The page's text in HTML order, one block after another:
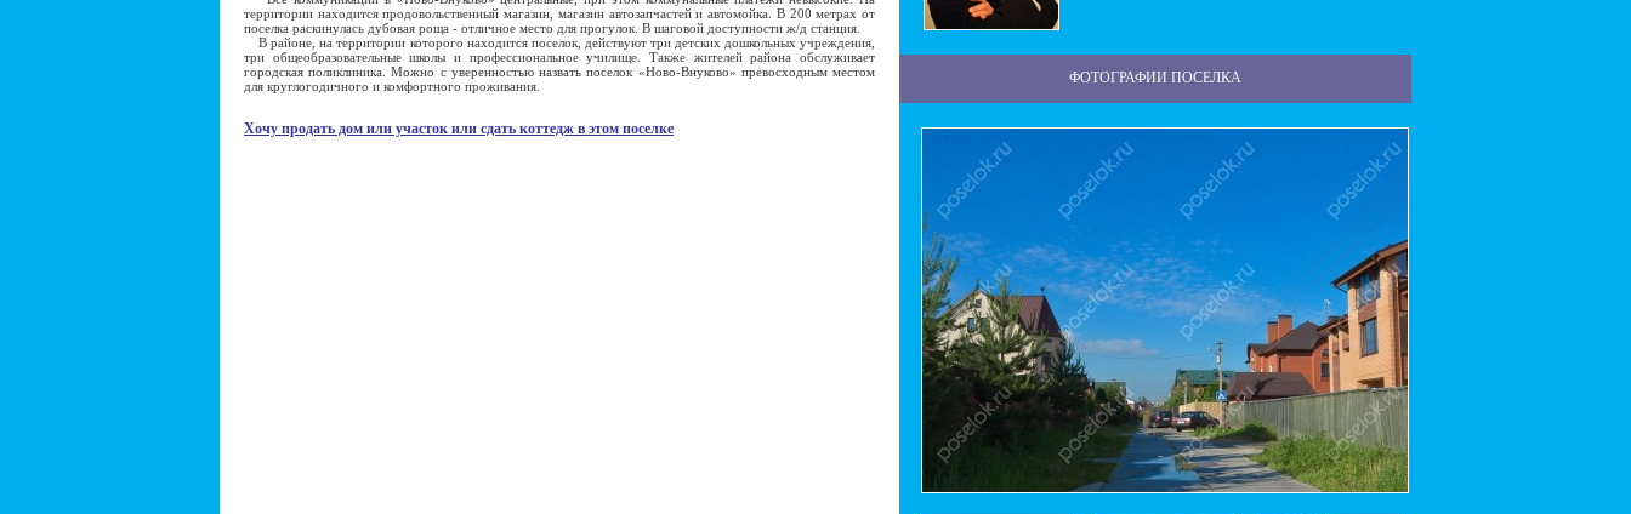
территории находится продовольственный магазин, магазин автозапчастей и автомойка. В 200 метрах от
поселка раскинулась дубовая роща - отличное место для прогулок. В шаговой доступности ж/д станция.
В районе, на территории которого находится поселок, действуют три детских дошкольных учреждения,
три общеобразовательные школы и профессиональное училище. Также жителей района обслуживает
городская поликлиника. Можно с уверенностью назвать поселок «Ново-Внуково» превосходным местом
для круглогодичного и комфортного проживания.
Хочу продать дом или участок или сдать коттедж в этом поселке
ФОТОГРАФИИ ПОСЕЛКА